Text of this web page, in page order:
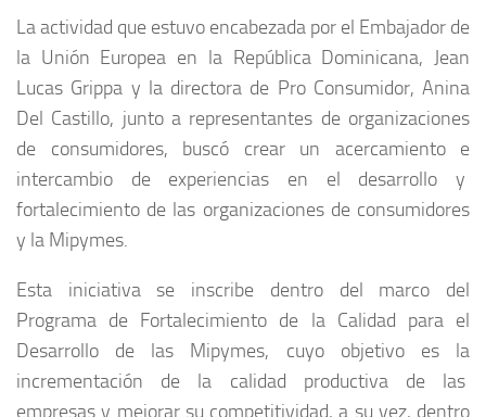
La actividad que estuvo encabezada por el Embajador de
la Unión Europea en la República Dominicana, Jean
Lucas Grippa y la directora de Pro Consumidor, Anina
Del Castillo, junto a representantes de organizaciones
de consumidores, buscó crear un acercamiento e
intercambio de experiencias en el desarrollo y
fortalecimiento de las organizaciones de consumidores
y la Mipymes.
Esta iniciativa se inscribe dentro del marco del
Programa de Fortalecimiento de la Calidad para el
Desarrollo de las Mipymes, cuyo objetivo es la
incrementación de la calidad productiva de las
empresas y mejorar su competitividad, a su vez, dentro